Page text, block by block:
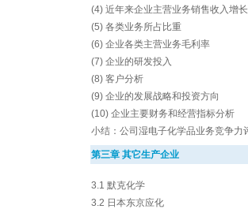
(4) 近年来企业主营业务销售收入增
(5) 各类业务所占比重
(6) 企业各类主营业务毛利率
(7) 企业的研发投入
(8) 客户分析
(9) 企业的发展战略和投资方向
(10) 企业主要财务和经营指标分析
小结：公司湿电子化学品业务竞争力
第三章 其它生产企业
3.1 默克化学
3.2 日本东京应化